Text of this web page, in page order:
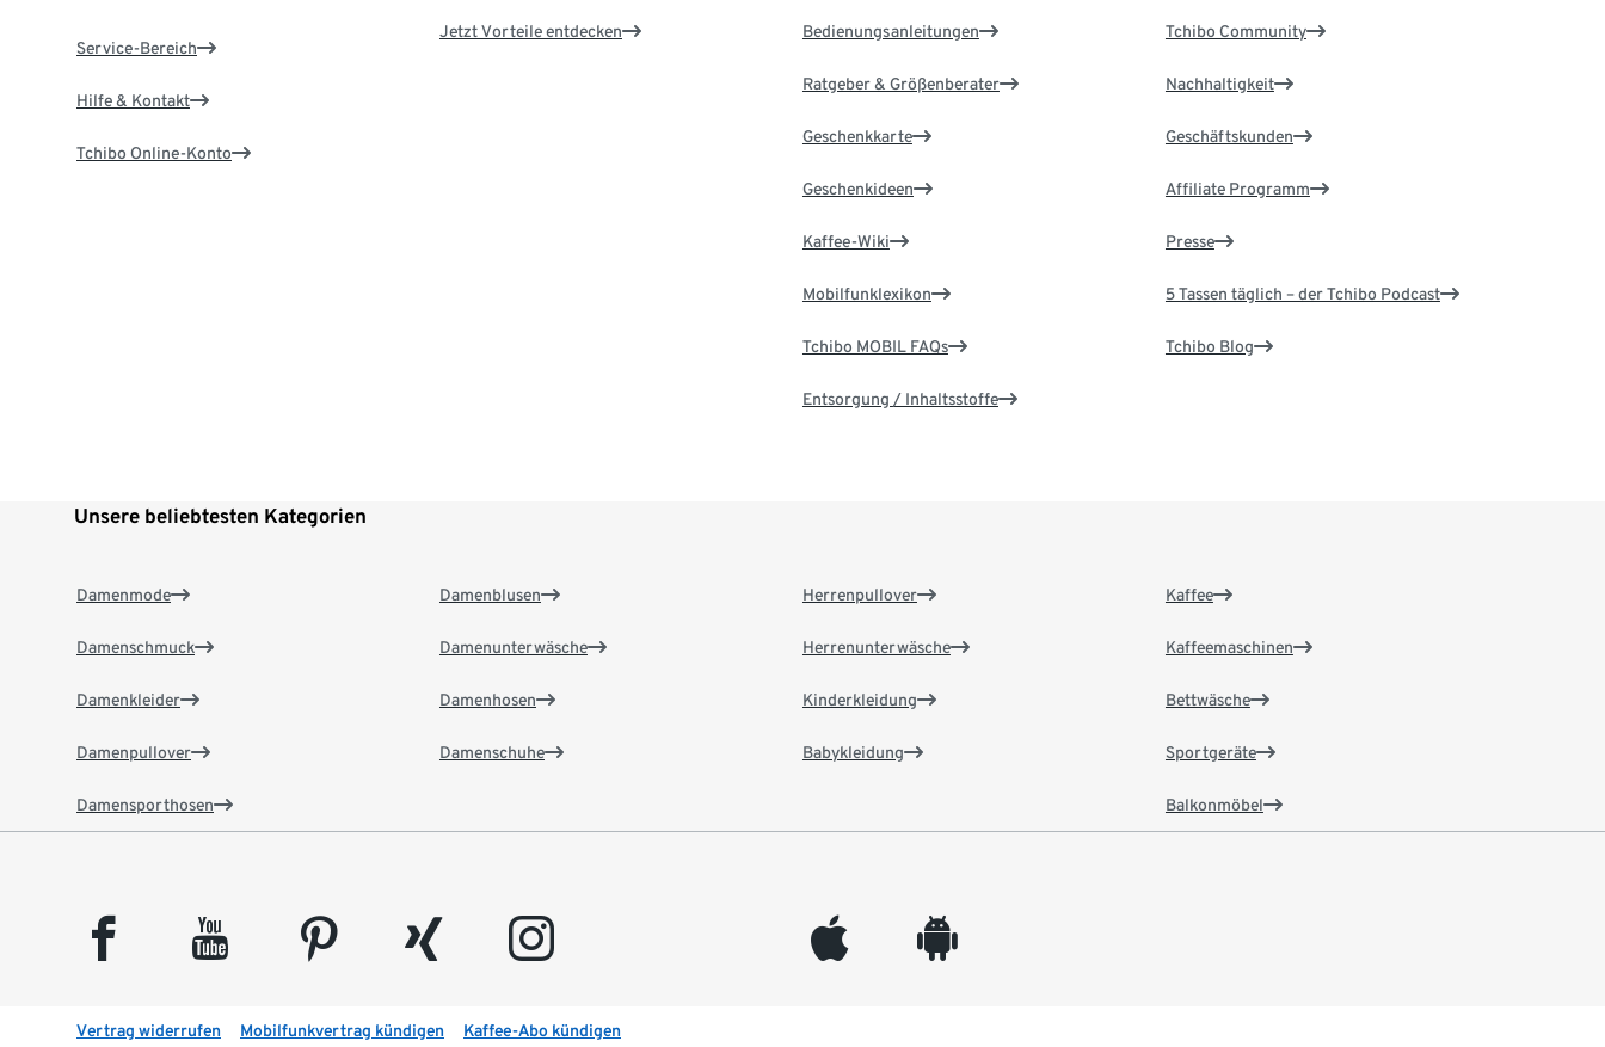
Service-Bereich
Hilfe & Kontakt
Tchibo Online-Konto
Jetzt Vorteile entdecken Bedienungsanleitungen
Ratgeber & Größenberater
Geschenkkarte
Geschenkideen
Kaffee-Wiki
Mobilfunklexikon
Tchibo MOBIL FAQs
Entsorgung / Inhaltsstoffe
Tchibo Community
Nachhaltigkeit
Geschäftskunden
Affiliate Programm
Presse
5 Tassen täglich – der Tchibo Podcast
Tchibo Blog
Unsere beliebtesten Kategorien
Damenmode
Damenschmuck
Damenkleider
Damenpullover
Damensporthosen
Damenblusen
Damenunterwäsche
Damenhosen
Damenschuhe
Herrenpullover
Herrenunterwäsche
Kinderkleidung
Babykleidung
Kaffee
Kaffeemaschinen
Bettwäsche
Sportgeräte
Balkonmöbel
facebook youtube pinterest xing instagram appleinc android
Vertrag widerrufen Mobilfunkvertrag kündigen Kaffee-Abo kündigen